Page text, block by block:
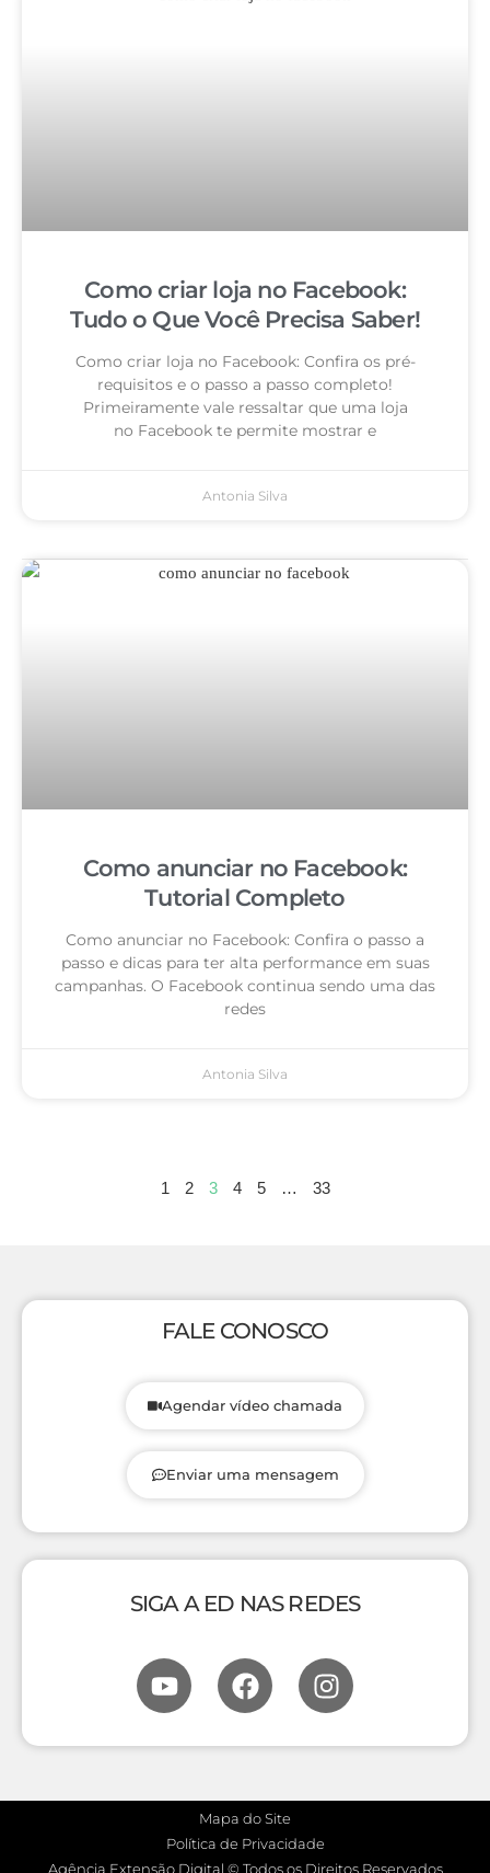
Como criar loja no Facebook:
Tudo o Que Você Precisa Saber!
Como criar loja no Facebook: Confira os pré-
requisitos e o passo a passo completo!
Primeiramente vale ressaltar que uma loja
no Facebook te permite mostrar e
Antonia Silva
Como anunciar no Facebook:
Tutorial Completo
Como anunciar no Facebook: Confira o passo a
passo e dicas para ter alta performance em suas
campanhas. O Facebook continua sendo uma das
redes
Antonia Silva
1 2 3 4 5 … 33
FALE CONOSCO
Agendar vídeo chamada
Enviar uma mensagem
SIGA A ED NAS REDES
Mapa do Site
Política de Privacidade
Agência Extensão Digital © Todos os Direitos Reservados